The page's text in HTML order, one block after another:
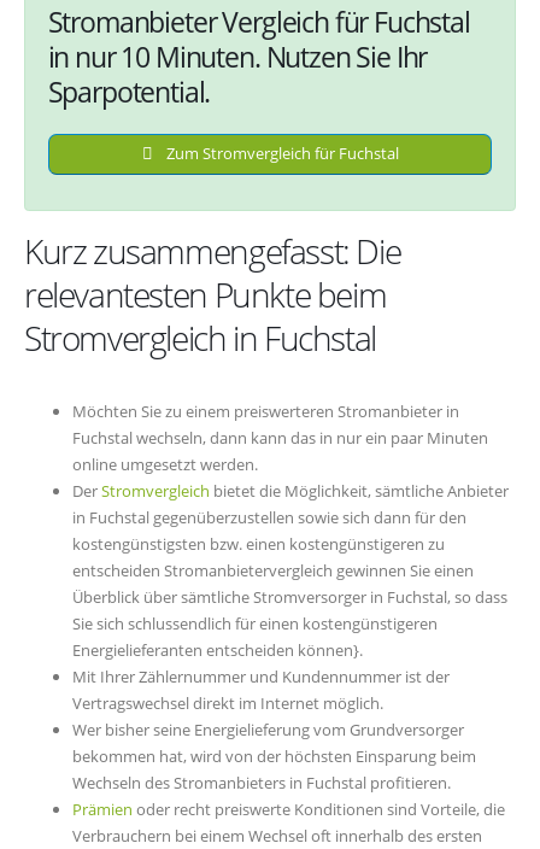
Stromanbieter Vergleich für Fuchstal
in nur 10 Minuten. Nutzen Sie Ihr
Sparpotential.
Zum Stromvergleich für Fuchstal
Kurz zusammengefasst: Die
relevantesten Punkte beim
Stromvergleich in Fuchstal
Möchten Sie zu einem preiswerteren Stromanbieter in
Fuchstal wechseln, dann kann das in nur ein paar Minuten
online umgesetzt werden.
DerStromvergleich bietet die Möglichkeit, sämtliche Anbieter
in Fuchstal gegenüberzustellen sowie sich dann für den
kostengünstigsten bzw. einen kostengünstigeren zu
entscheiden Stromanbietervergleich gewinnen Sie einen
Überblick über sämtliche Stromversorger in Fuchstal, so dass
Sie sich schlussendlich für einen kostengünstigeren
Energielieferanten entscheiden können}.
Mit Ihrer Zählernummer und Kundennummer ist der
Vertragswechsel direkt im Internet möglich.
Wer bisher seine Energielieferung vom Grundversorger
bekommen hat, wird von der höchsten Einsparung beim
Wechseln des Stromanbieters in Fuchstal profitieren.
Prämien oder recht preiswerte Konditionen sind Vorteile, die
Verbrauchern bei einem Wechsel oft innerhalb des ersten